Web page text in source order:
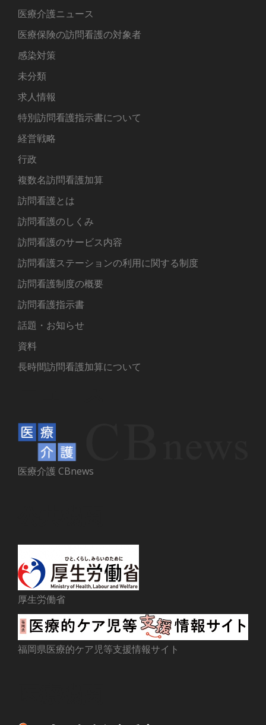
医療介護ニュース
医療保険の訪問看護の対象者
感染対策
未分類
求人情報
特別訪問看護指示書について
経営戦略
行政
複数名訪問看護加算
訪問看護とは
訪問看護のしくみ
訪問看護のサービス内容
訪問看護ステーションの利用に関する制度
訪問看護制度の概要
訪問看護指示書
話題・お知らせ
資料
長時間訪問看護加算について
医療介護 CBnews
厚生労働省
福岡県医療的ケア児等支援情報サイト